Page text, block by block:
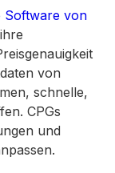
Software von
von
schnelle,
CPGs
und